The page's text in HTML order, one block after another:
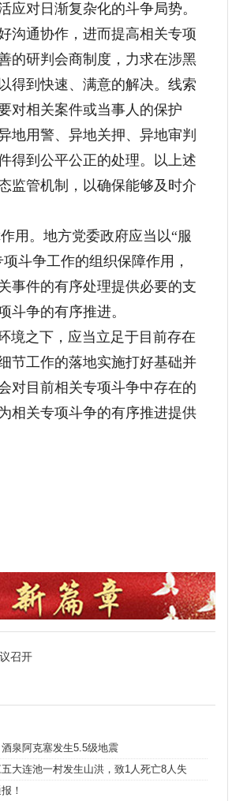
对日渐复杂化的斗争局势。
沟通协作，进而提高相关专项
的研判会商制度，力求在涉黑
得到快速、满意的解决。线索
对相关案件或当事人的保护
地用警、异地关押、异地审判
得到公平公正的处理。以上述
监管机制，以确保能够及时介
。地方党委政府应当以“服
斗争工作的组织保障作用，
事件的有序处理提供必要的支
斗争的有序推进。
境之下，应当立足于目前存在
节工作的落地实施打好基础并
对目前相关专项斗争中存在的
相关专项斗争的有序推进提供
召开
泉阿克塞发生5.5级地震
大连池一村发生山洪，致1人死亡8人失
！